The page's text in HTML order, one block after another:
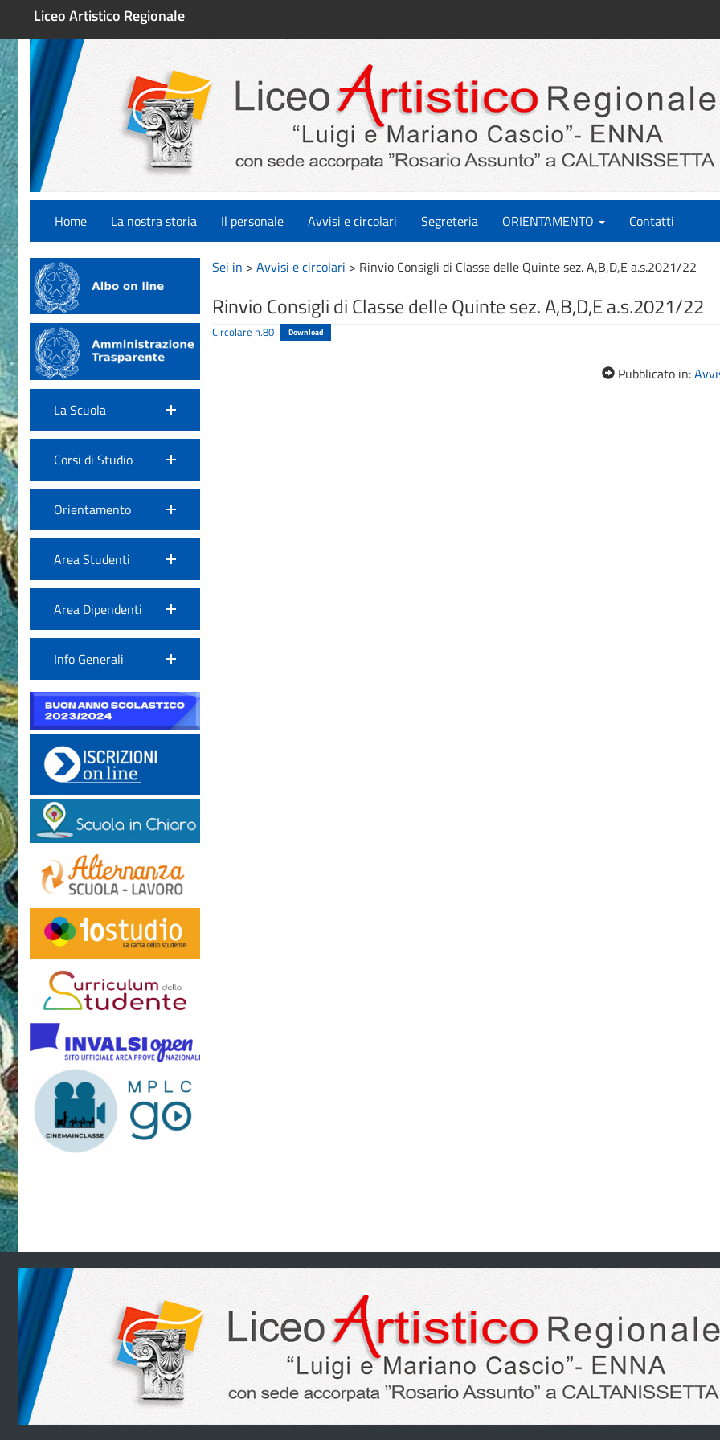
Liceo Artistico Regionale
Home La nostra storia Il personale Avvisi e circolari Segreteria ORIENTAMENTO Contatti
La Scuola
Corsi di Studio
Orientamento
Area Studenti
Area Dipendenti
Info Generali
Sei in > Avvisi e circolari > Rinvio Consigli di Classe delle Quinte sez. A,B,D,E a.s.2021/22
Rinvio Consigli di Classe delle Quinte sez. A,B,D,E a.s.2021/22
Circolare n.80 Download
Pubblicato in: